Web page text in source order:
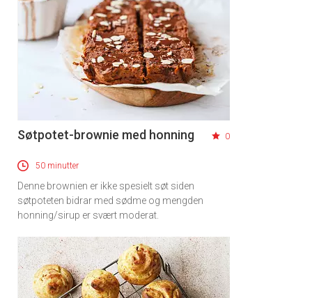
Søtpotet-brownie med honning 0
50 minutter
Denne brownien er ikke spesielt søt siden
søtpoteten bidrar med sødme og mengden
honning/sirup er svært moderat.